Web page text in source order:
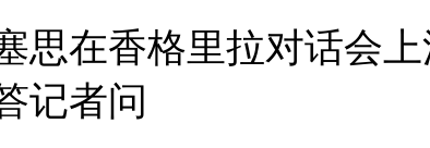
思在香格里拉对话会
记者问